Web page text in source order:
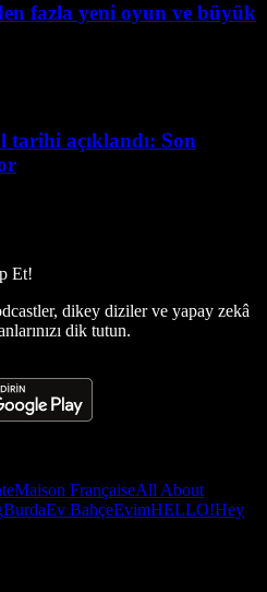
fazla yeni oyun ve büyük
tarihi açıklandı: Son
Et!
dikey diziler ve yapay zekâ
dik tutun.
Maison FrançaiseAll About
BurdaEv BahçeEvimHELLO!Hey